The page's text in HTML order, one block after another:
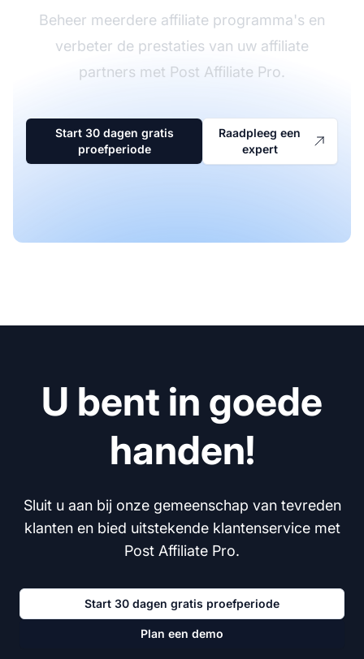
Beheer meerdere affiliate programma's en
verbeter de prestaties van uw affiliate
partners met Post Affiliate Pro.
Start 30 dagen gratis
proefperiode
Raadpleeg een
expert
U bent in goede
handen!
Sluit u aan bij onze gemeenschap van tevreden
klanten en bied uitstekende klantenservice met
Post Affiliate Pro.
Start 30 dagen gratis proefperiode
Plan een demo